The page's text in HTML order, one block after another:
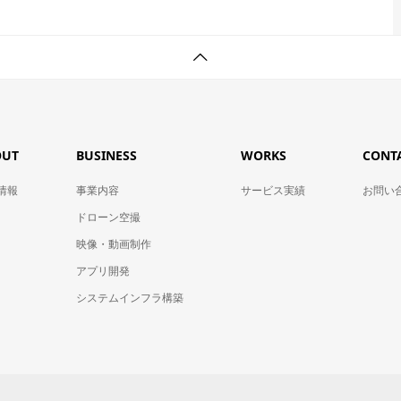
報
BUSINESS
事業内容
ドローン空撮
映像・動画制作
アプリ開発
システムインフラ構築
WORKS
サービス実績 お問い